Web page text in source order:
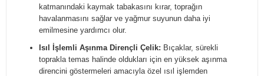
katmanındaki kaymak tabakasını kırar, toprağın
havalanmasını sağlar ve yağmur suyunun daha iyi
emilmesine yardımcı olur.
Isıl İşlemli Aşınma Dirençli Çelik: Bıçaklar, sürekli
toprakla temas halinde oldukları için en yüksek aşınma
direncini göstermeleri amacıyla özel ısıl işlemden